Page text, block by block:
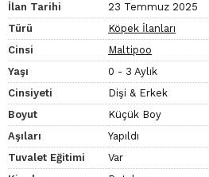
İlan Tarihi
23 Temmuz 2025
Türü
Köpek İlanları
Cinsi
Maltipoo
Yaşı
0 - 3 Aylık
Cinsiyeti
Dişi & Erkek
Boyut
Küçük Boy
Aşıları
Yapıldı
Tuvalet Eğitimi
Var